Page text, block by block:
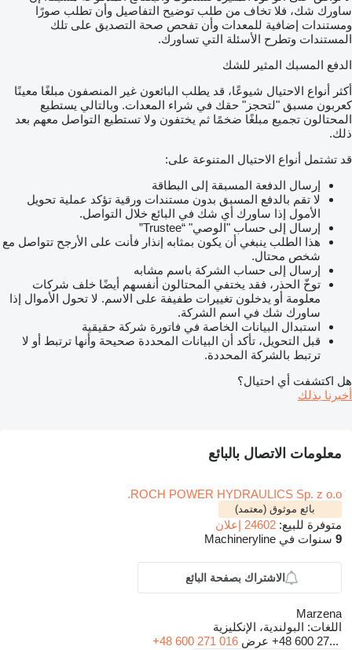
ساورك شك، فلا تخاف من طلب توضيح التفاصيل وأن تطلب صورًا
ومستندات إضافية للمعدات وأن تفحص صحة التصديق على تلك
المستندات وتطرح الأسئلة التي تساورك.
الدفع المسبك المثير للشك
أكثر أنواع الاحتيال شيوعًا، قد يطلب البائعون غير المنصفون مبلغًا معينًا
كعربون مسبق "لتحجز" حقك في شراء المعدات. وبالتالي يستطيع
المحتالون تجميع مبلغًا ضخمًا ثم يختفون ولا تستطيع التواصل معهم بعد
ذلك.
قد تشتمل أنواع الاحتيال المتنوعة على:
إرسال الدفعة المسبقة إلى البطاقة
لا تقم بالدفع المسبق بدون مستندات ورقية تؤكد عملية تحويل
الأمول إذا ساورك أي شك في البائع خلال التواصل.
إرسال إلى حساب "الوصي" “Trustee”
هذا الطلب ينبغي أن يكون بمثابه إنذار فأنت على الأرجح تتواصل مع
شخص محتال.
إرسال إلى حساب الشركة باسم مشابه
توخّ الحذر، فقد يختفي المحتالون أنفسهم أيضًا خلف شركات
معلومة أو يدخلون تغييرات طفيفة على الاسم. لا تحول الأموال إذا
ساورك شك في اسم الشركة.
استبدال البيانات الخاصة في فاتورة شركة حقيقية
قبل التحويل، تأكد أن البيانات المحددة صحيحة وأنها ترتبط أو لا
ترتبط بالشركة المحددة.
هل اكتشفت أي احتيال؟
أخبرنا بذلك
معلومات الاتصال بالبائع
ROCH POWER HYDRAULICS Sp. z o.o.
بائع موثوق (معتمد)
متوفرة للبيع: 24602 إعلان
9 سنوات في Machineryline
الاشتراك بصفحة البائع
Marzena
اللغات: البولندية، الإنكليزية
+48 600 27... عرض +48 600 271 016